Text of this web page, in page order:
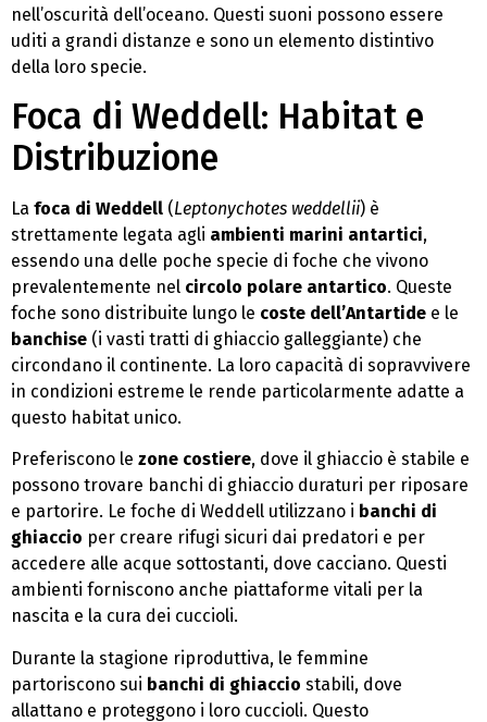
nell’oscurità dell’oceano. Questi suoni possono essere
uditi a grandi distanze e sono un elemento distintivo
della loro specie.
Foca di Weddell: Habitat e
Distribuzione
La foca di Weddell (Leptonychotes weddellii) è
strettamente legata agli ambienti marini antartici,
essendo una delle poche specie di foche che vivono
prevalentemente nel circolo polare antartico. Queste
foche sono distribuite lungo le coste dell’Antartide e le
banchise (i vasti tratti di ghiaccio galleggiante) che
circondano il continente. La loro capacità di sopravvivere
in condizioni estreme le rende particolarmente adatte a
questo habitat unico.
Preferiscono le zone costiere, dove il ghiaccio è stabile e
possono trovare banchi di ghiaccio duraturi per riposare
e partorire. Le foche di Weddell utilizzano i banchi di
ghiaccio per creare rifugi sicuri dai predatori e per
accedere alle acque sottostanti, dove cacciano. Questi
ambienti forniscono anche piattaforme vitali per la
nascita e la cura dei cuccioli.
Durante la stagione riproduttiva, le femmine
partoriscono sui banchi di ghiaccio stabili, dove
allattano e proteggono i loro cuccioli. Questo